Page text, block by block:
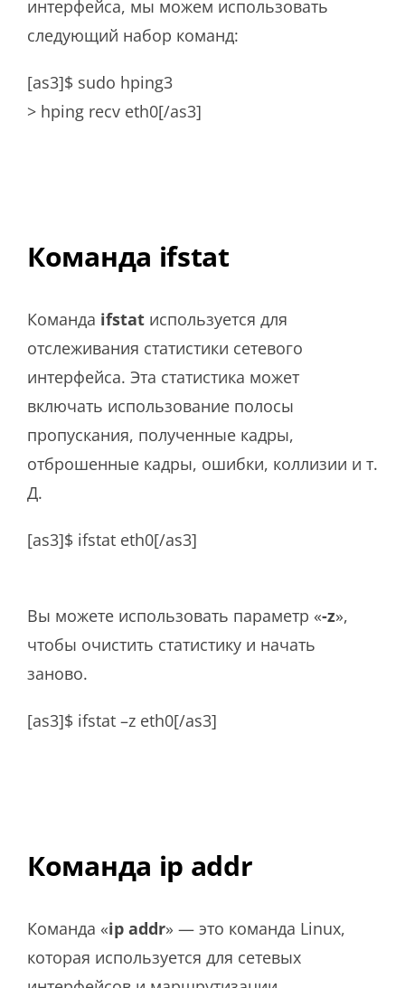
интерфейса, мы можем использовать
следующий набор команд:
[as3]$ sudo hping3
> hping recv eth0[/as3]
Команда ifstat
Команда ifstat используется для
отслеживания статистики сетевого
интерфейса. Эта статистика может
включать использование полосы
пропускания, полученные кадры,
отброшенные кадры, ошибки, коллизии и т.
Д.
[as3]$ ifstat eth0[/as3]
Вы можете использовать параметр «-z»,
чтобы очистить статистику и начать
заново.
[as3]$ ifstat –z eth0[/as3]
Команда ip addr
Команда «ip addr» — это команда Linux,
которая используется для сетевых